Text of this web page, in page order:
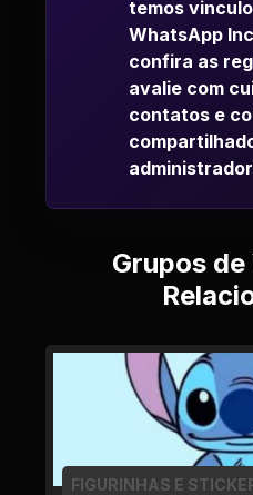
temos
WhatsApp
confira as
avalie com
contatos e
Grupos
FIGURINHAS E